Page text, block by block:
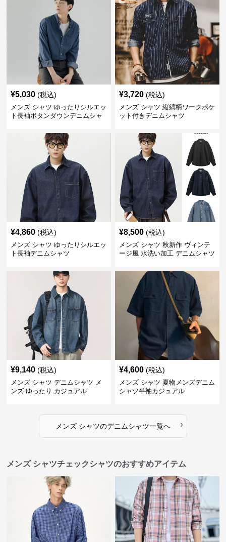
¥5,030 (税込)
メンズ シャツ ゆったりシルエッ
ト長袖ボタンダウンデニムシャ
¥3,720 (税込)
メンズ シャツ 縦縞柄ワークポケ
ット付きデニムシャツ
¥4,860 (税込)
メンズ シャツ ゆったりシルエッ
ト長袖デニムシャツ
¥8,500 (税込)
メンズ シャツ 秋新作 ヴィンテ
ージ風 水洗い加工 デニムシャツ
¥9,140 (税込)
メンズ シャツ デニムシャツ メ
ンズ ゆったり カジュアル
¥4,600 (税込)
メンズ シャツ 夏物メンズデニム
シャツ半袖カジュアル
メンズ シャツのデニムシャツ一覧へ ›
メンズ シャツチェックシャツのおすすめアイテム